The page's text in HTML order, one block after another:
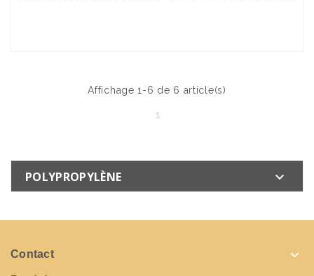
Affichage 1-6 de 6 article(s)
1
POLYPROPYLÈNE 
Contact 